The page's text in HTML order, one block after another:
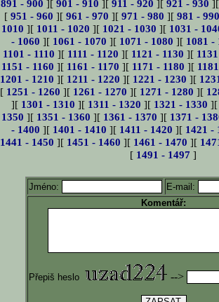
891 - 900 ][ 901 - 910 ][ 911 - 920 ][ 921 - 930
[951 - 960 ][961 - 970 ][971 - 980 ][981 -
1010 ][ 1011 - 1020 ][ 1021 - 1030 ][ 1031 -
- 1060 ][ 1061 - 1070 ][ 1071 - 1080 ][ 1081 -
1101 - 1110 ][ 1111 - 1120 ][ 1121 - 1130 ][
1151 - 1160 ][ 1161 - 1170 ][ 1171 - 1180 ][
1201 - 1210 ][ 1211 - 1220 ][ 1221 - 1230 ][
[ 1251 - 1260 ][ 1261 - 1270 ][ 1271 - 1280 ][
][ 1301 - 1310 ][ 1311 - 1320 ][ 1321 - 1330
1350 ][ 1351 - 1360 ][ 1361 - 1370 ][ 1371 -
- 1400 ][ 1401 - 1410 ][ 1411 - 1420 ][ 1421 -
1441 - 1450 ][ 1451 - 1460 ][ 1461 - 1470 ][
[ 1491 - 1497 ]
Jméno:
E-mail:
Komentář:
Přepiš heslo -->